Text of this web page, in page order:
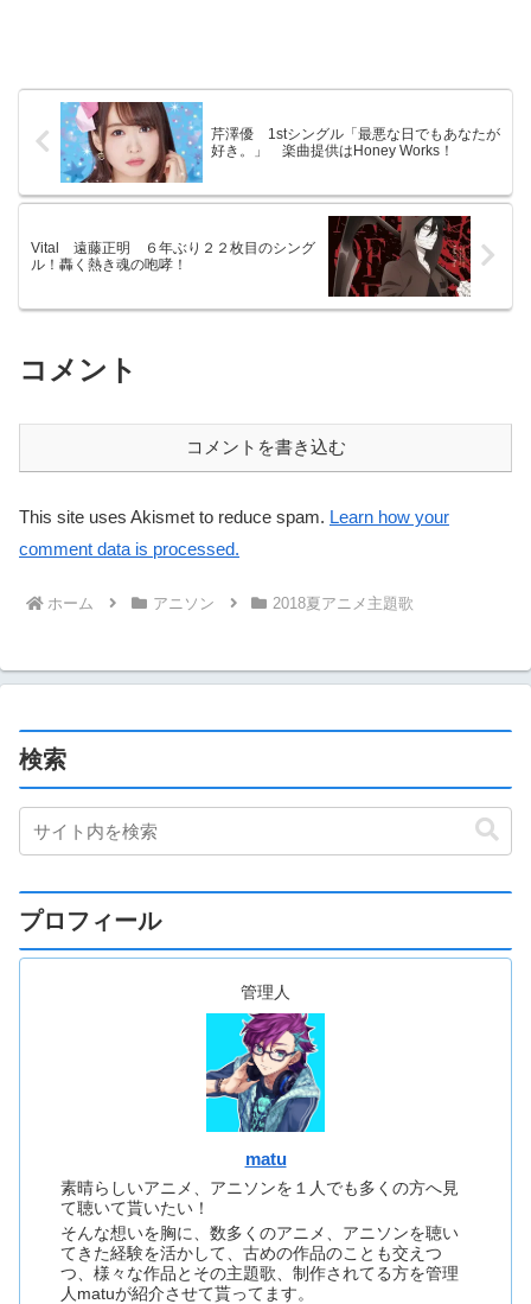
芹澤優 1stシングル「最悪な日でもあなたが
好き。」 楽曲提供はHoney Works！
Vital 遠藤正明 ６年ぶり２２枚目のシング
ル！轟く熱き魂の咆哮！
コメント
コメントを書き込む
This site uses Akismet to reduce spam. Learn how your
comment data is processed.
ホーム アニソン 2018夏アニメ主題歌
検索
プロフィール
管理人
matu
素晴らしいアニメ、アニソンを１人でも多くの方へ見
て聴いて貰いたい！
そんな想いを胸に、数多くのアニメ、アニソンを聴い
てきた経験を活かして、古めの作品のことも交えつ
つ、様々な作品とその主題歌、制作されてる方を管理
人matuが紹介させて貰ってます。